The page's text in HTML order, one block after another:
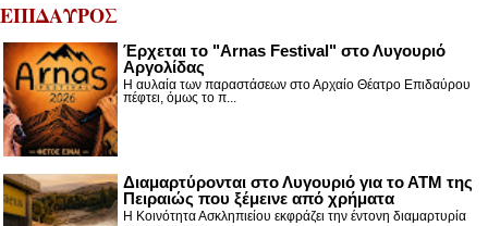
ΕΠΙΔΑΥΡΟΣ
Έρχεται το "Arnas Festival" στο Λυγουριό
Αργολίδας
Η αυλαία των παραστάσεων στο Αρχαίο Θέατρο Επιδαύρου
πέφτει, όμως το π...
Διαμαρτύρονται στο Λυγουριό για το ΑΤΜ της
Πειραιώς που ξέμεινε από χρήματα
Η Κοινότητα Ασκληπιείου εκφράζει την έντονη διαμαρτυρία